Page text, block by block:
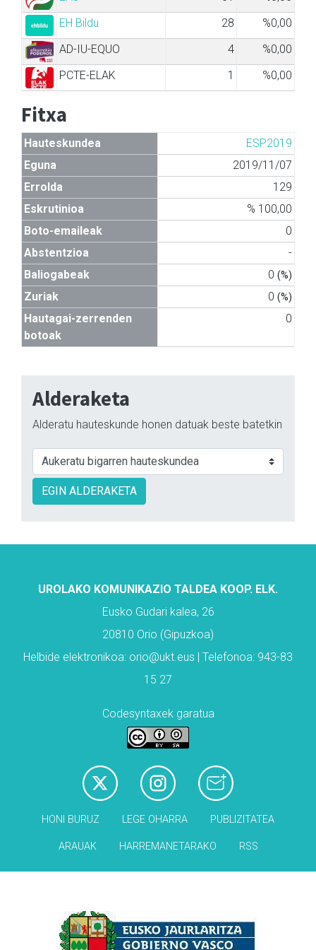
EH Bildu
28
%0,00
AD-IU-EQUO
4
%0,00
PCTE-ELAK
1 %0,00
Fitxa
Hauteskundea
ESP2019
Eguna
2019/11/07
Errolda
129
Eskrutinioa
% 100,00
Boto-emaileak
0
Abstentzioa
-
Baliogabeak
0 (%)
Zuriak 0 (%)
Hautagai-zerrenden
botoak
0
Alderaketa
Alderatu hauteskunde honen datuak beste batetkin
EGIN ALDERAKETA
UROLAKO KOMUNIKAZIO TALDEA KOOP. ELK.
Eusko Gudari kalea, 26
20810 Orio (Gipuzkoa)
Helbide elektronikoa: orio@ukt.eus | Telefonoa: 943-83
15 27
Codesyntaxek garatua
HONI BURUZ LEGE OHARRA PUBLIZITATEA
ARAUAK HARREMANETARAKO RSS